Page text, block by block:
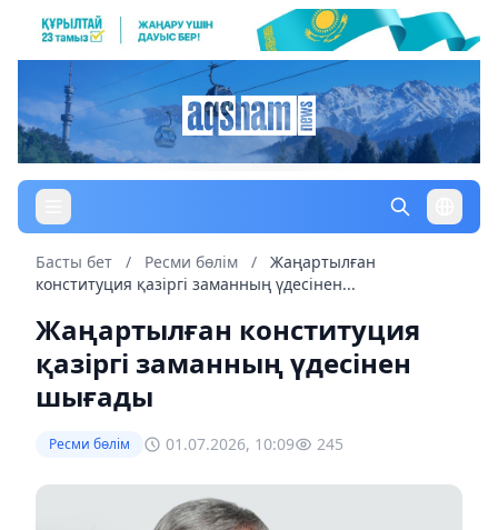
Басты бет / Ресми бөлім /
Жаңартылған
конституция қазіргі заманның үдесінен...
Жаңартылған конституция
қазіргі заманның үдесінен
шығады
Ресми бөлім 01.07.2026, 10:09 245